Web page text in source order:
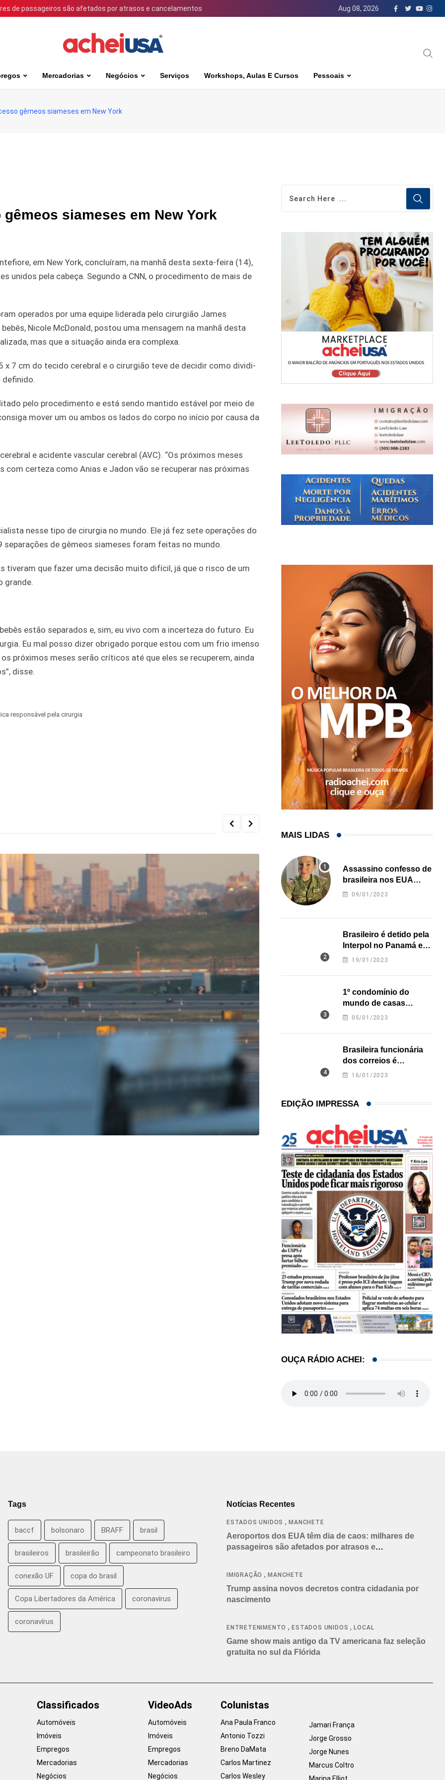
de passageiros são afetados por atrasos e cancelamentos Aug 08, 2026
Mercadorias Negócios Serviços Workshops, Aulas E Cursos Pessoais
gêmeos siameses em New York
siameses em New York
em New York, concluíram, na manhã desta sexta-feira (14),
unidos pela cabeça. Segundo a CNN, o procedimento de mais de
operados por uma equipe liderada pelo cirurgião James
Nicole McDonald, postou uma mensagem na manhã desta
mas que a situação ainda era complexa.
x 7 cm do tecido cerebral e o cirurgião teve de decidir como dividi-
definido.
pelo procedimento e está sendo mantido estável por meio de
mover um ou ambos os lados do corpo no início por causa da
e acidente vascular cerebral (AVC). “Os próximos meses
certeza como Anias e Jadon vão se recuperar nas próximas
nesse tipo de cirurgia no mundo. Ele já fez sete operações do
de gêmeos siameses foram feitas no mundo.
tiveram que fazer uma decisão muito difícil, já que o risco de um
grande.
estão separados e, sim, eu vivo com a incerteza do futuro. Eu
Eu mal posso dizer obrigado porque estou com um frio imenso
próximos meses serão críticos até que eles se recuperem, ainda
disse.
responsável pela cirurgia
ENTRETENIMENTO,ESTADOS UNIDOS,LOCAL
Game show mais antigo da TV americana faz...
07/08/2026
MAIS LIDAS
Assassino confesso de
brasileira nos EUA
revela onde deixou o
09/01/2023
Brasileiro é detido pela
Interpol no Panamá e
pode pegar prisão
19/01/2023
1º condomínio do
mundo de casas
impressas em 3D é
05/01/2023
Brasileira funcionária
dos correios é
assassinada a facadas
16/01/2023
EDIÇÃO IMPRESSA
OUÇA RÁDIO ACHEI:
Tags
baccf bolsonaro BRAFF brasil
brasileiros brasileirão campeonato brasileiro
conexão UF copa do brasil
Copa Libertadores da América coronavirus
coronavírus
Notícias Recentes
ESTADOS UNIDOS ,MANCHETE
Aeroportos dos EUA têm dia de caos: milhares de
passageiros são afetados por atrasos e
IMIGRAÇÃO ,MANCHETE
Trump assina novos decretos contra cidadania por
nascimento
ENTRETENIMENTO ,ESTADOS UNIDOS ,LOCAL
Game show mais antigo da TV americana faz seleção
gratuita no sul da Flórida
Classificados
Automóveis
Imóveis
Empregos
Mercadorias
Negócios
VideoAds
Automóveis
Imóveis
Empregos
Mercadorias
Negócios
Colunistas
Ana Paula Franco
Antonio Tozzi
Breno DaMata
Carlos Martinez
Carlos Wesley
Jamari França
Jorge Grosso
Jorge Nunes
Marcus Coltro